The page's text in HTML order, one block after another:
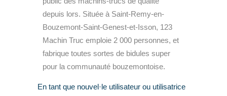
depuis lors. Située à Saint-Remy-en-
Bouzemont-Saint-Genest-et-Isson, 123
Machin Truc emploie 2 000 personnes, et
fabrique toutes sortes de bidules super
pour la communauté bouzemontoise.
En tant que nouvel·le utilisateur ou utilisatrice